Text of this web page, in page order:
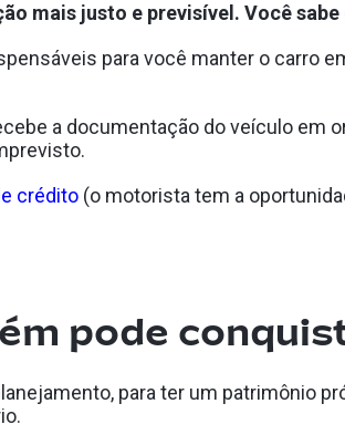
mais justo e previsível. Você
para você manter o carro
a documentação do veículo
crédito (o motorista tem a
pode
para ter um patrimônio